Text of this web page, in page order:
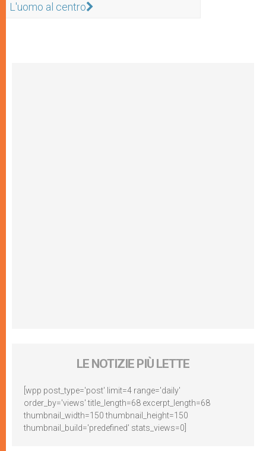
L'uomo al centro
LE NOTIZIE PIÙ LETTE
[wpp post_type='post' limit=4 range='daily'
order_by='views' title_length=68 excerpt_length=68
thumbnail_width=150 thumbnail_height=150
thumbnail_build='predefined' stats_views=0]